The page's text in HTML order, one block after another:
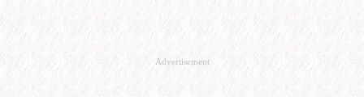
Advertisement